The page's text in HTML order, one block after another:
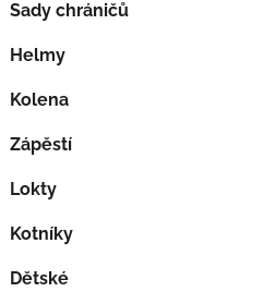
Sady chráničů
Helmy
Kolena
Zápěstí
Lokty
Kotníky
Dětské